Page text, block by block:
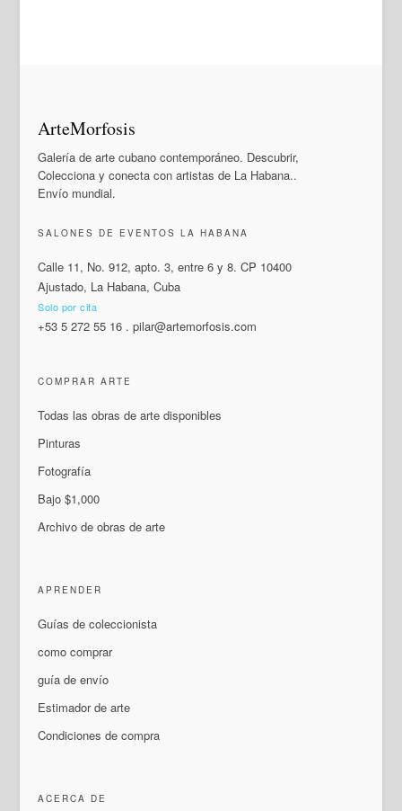
ArteMorfosis
Galería de arte cubano contemporáneo. Descubrir,
Colecciona y conecta con artistas de La Habana..
Envío mundial.
SALONES DE EVENTOS LA HABANA
Calle 11, No. 912, apto. 3, entre 6 y 8. CP 10400
Ajustado, La Habana, Cuba
Solo por cita
+53 5 272 55 16 .pilar@artemorfosis.com
COMPRAR ARTE
Todas las obras de arte disponibles
Pinturas
Fotografía
Bajo $1,000
Archivo de obras de arte
APRENDER
Guías de coleccionista
como comprar
guía de envío
Estimador de arte
Condiciones de compra
ACERCA DE